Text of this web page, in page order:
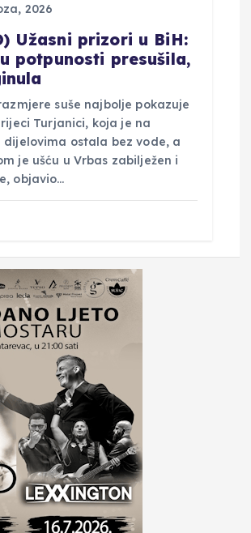
2026
Užasni prizori u BiH:
potpunosti presušila,
suše najbolje pokazuje
Turjanici, koja je na
dijelovima ostala bez vode, a
je ušću u Vrbas zabilježen i
objavio…